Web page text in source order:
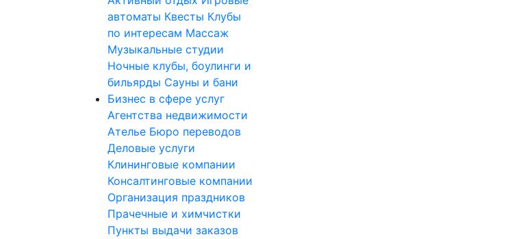
автоматы Квесты Клубы
по интересам Массаж
Музыкальные студии
Ночные клубы, боулинги и
бильярды Сауны и бани
Бизнес в сфере услуг
Агентства недвижимости
Ателье Бюро переводов
Деловые услуги
Клининговые компании
Консалтинговые компании
Организация праздников
Прачечные и химчистки
Пункты выдачи заказов